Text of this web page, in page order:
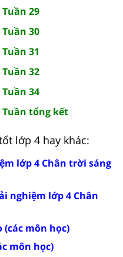
29
30
31
32
34
tổng kết
lớp 4 hay khác:
lớp 4 Chân trời sáng
nghiệm lớp 4 Chân
môn học)
môn học)